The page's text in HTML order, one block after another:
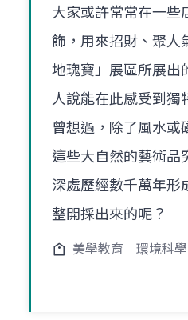
大家或許常常在一些
飾，用來招財、聚人
地瑰寶」展區所展出
人說能在此感受到獨
曾想過，除了風水或
這些大自然的藝術品
深處歷經數千萬年形
整開採出來的呢？
美學教育 環境科學